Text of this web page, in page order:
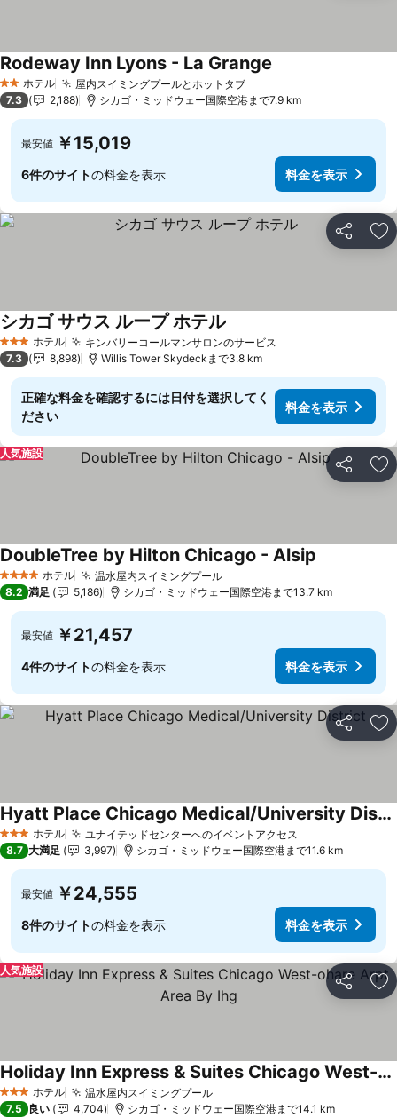
2 ホテルのランク
ホテル 屋内スイミングプールとホットタブ料金を表示
Rodeway Inn Lyons - La Grange
7.3 2,188 シカゴ・ミッドウェー国際空港まで7.9 km
最安値 ￥15,019
6件のサイトの料金を表示 料金を表示
シェア お
3 ホテルのランク
ホテル キンバリーコールマンサロンのサービス
シカゴ サウス ループ ホテル
7.3 8,898 Willis Tower Skydeckまで3.8 km
正確な料金を確認するには日付を選択してく
ださい
料金を表示
シェア お
人気施設
4 ホテルのランク
ホテル 温水屋内スイミングプール料金を表示
DoubleTree by Hilton Chicago - Alsip
8.2 満足 5,186 シカゴ・ミッドウェー国際空港まで13.7 km
最安値 ￥21,457
4件のサイトの料金を表示 料金を表示
シェア お
3 ホテルのランク
ホテル ユナイテッドセンターへのイベントアクセス
Hyatt Place Chicago Medical/University District
料金を表示
8.7 大満足 3,997 シカゴ・ミッドウェー国際空港まで11.6 km
最安値 ￥24,555
8件のサイトの料金を表示 料金を表示
シェア お
人気施設
3 ホテルのランク
ホテル 温水屋内スイミングプール料金を表示
Holiday Inn Express & Suites Chicago West-ohare Arpt Area By Ihg
料金を表示
7.5 良い 4,704 シカゴ・ミッドウェー国際空港まで14.1 km